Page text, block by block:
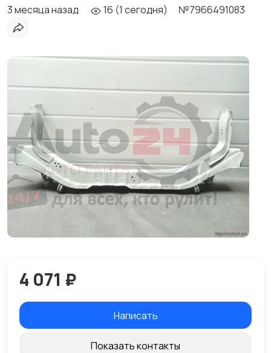
3 месяца назад 16 (1 сегодня) №7966491083
4 071 ₽
Написать
Показать контакты